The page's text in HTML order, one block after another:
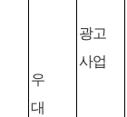
우
대
광고
사업